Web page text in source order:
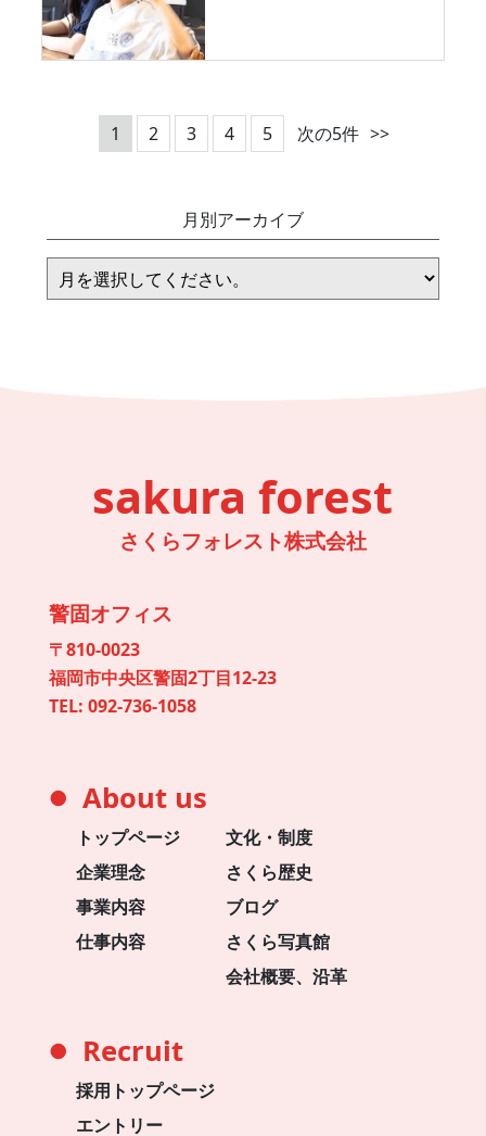
1 2 3 4 5 次の5件 >>
月別アーカイブ
sakura forest
さくらフォレスト株式会社
警固オフィス
〒810-0023
福岡市中央区警固2丁目12-23
TEL: 092-736-1058
● About us
トップページ
企業理念
事業内容
仕事内容
文化・制度
さくら歴史
ブログ
さくら写真館
会社概要、沿革
● Recruit
採用トップページ
エントリー